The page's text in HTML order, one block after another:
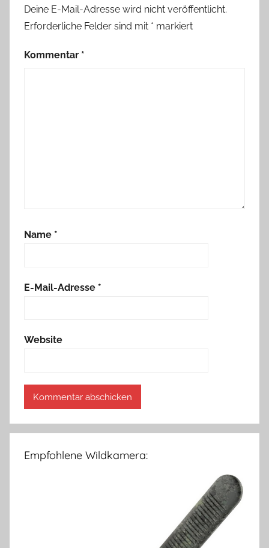
Deine E-Mail-Adresse wird nicht veröffentlicht.
Erforderliche Felder sind mit * markiert
Kommentar *
Name *
E-Mail-Adresse *
Website
Empfohlene Wildkamera: